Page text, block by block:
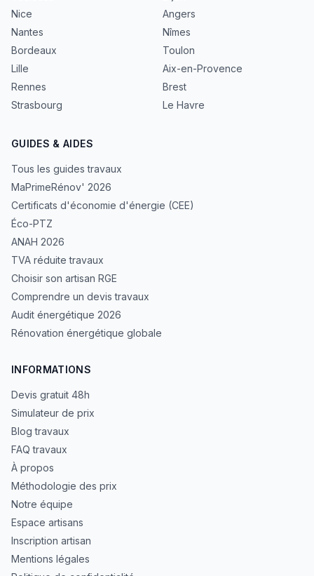
Nice
Nantes
Bordeaux
Lille
Rennes
Strasbourg
Angers
Nîmes
Toulon
Aix-en-Provence
Brest
Le Havre
GUIDES & AIDES
Tous les guides travaux
MaPrimeRénov' 2026
Certificats d'économie d'énergie (CEE)
Éco-PTZ
ANAH 2026
TVA réduite travaux
Choisir son artisan RGE
Comprendre un devis travaux
Audit énergétique 2026
Rénovation énergétique globale
INFORMATIONS
Devis gratuit 48h
Simulateur de prix
Blog travaux
FAQ travaux
À propos
Méthodologie des prix
Notre équipe
Espace artisans
Inscription artisan
Mentions légales